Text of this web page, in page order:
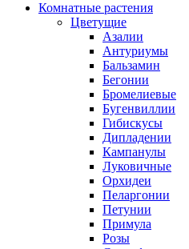
Комнатные растения
Цветущие
Азалии
Антуриумы
Бальзамин
Бегонии
Бромелиевые
Бугенвиллии
Гибискусы
Дипладении
Кампанулы
Луковичные
Орхидеи
Пеларгонии
Петунии
Примула
Розы